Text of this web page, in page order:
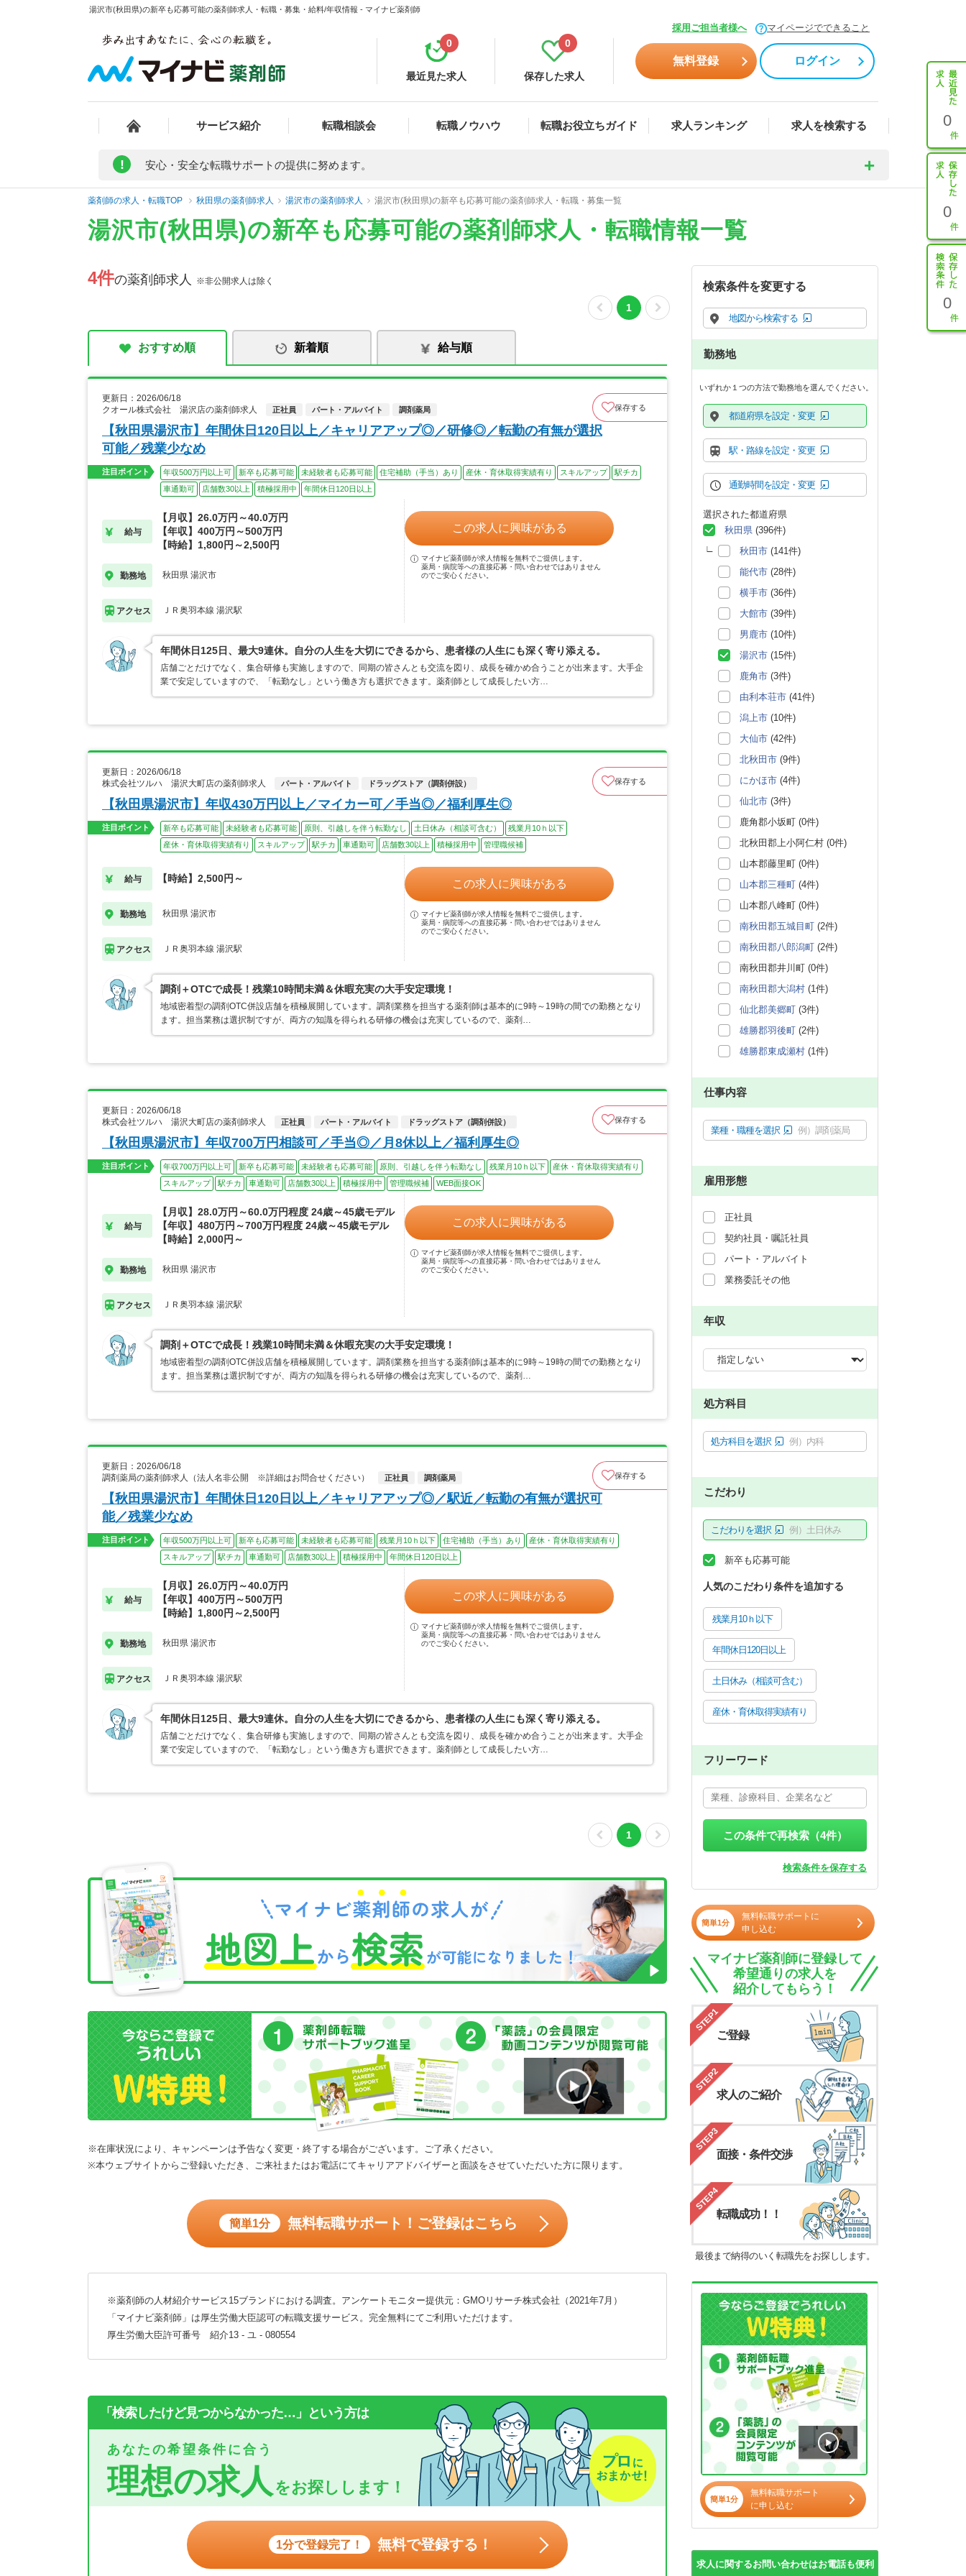
湯沢市(秋田県)の新卒も応募可能の薬剤師求人・転職・募集・給料/年収情報 - マイナビ薬剤師
採用ご担当者様へ マイページでできること
最近見た求人
0
保存した求人
0
無料登録 ログイン
サービス紹介 転職相談会 転職ノウハウ 転職お役立ちガイド 求人ランキング 求人を検索する 0
0
0
! 安心・安全な転職サポートの提供に努めます。
薬剤師の求人・転職TOP 秋田県の薬剤師求人 湯沢市の薬剤師求人 湯沢市(秋田県)の新卒も応募可能の薬剤師求人・転職・募集一覧
湯沢市(秋田県)の新卒も応募可能の薬剤師求人・転職情報一覧
4件の薬剤師求人 ※非公開求人は除く
1
おすすめ順 新着順 給与順
更新日：2026/06/18
クオール株式会社 湯沢店の薬剤師求人
正社員 パート・アルバイト 調剤薬局 保存する
【秋田県湯沢市】年間休日120日以上／キャリアアップ◎／研修◎／転勤の有無が選択
可能／残業少なめ
注目ポイント 年収500万円以上可 新卒も応募可能 未経験者も応募可能 住宅補助（手当）あり 産休・育休取得実績有り スキルアップ
駅チカ
車通勤可
店舗数30以上 積極採用中 年間休日120日以上
給与
【月収】26.0万円～40.0万円
【年収】400万円～500万円
【時給】1,800円～2,500円
勤務地 秋田県 湯沢市
アクセス ＪＲ奥羽本線 湯沢駅
この求人に興味がある
マイナビ薬剤師が求人情報を無料でご提供します。
薬局・病院等への直接応募・問い合わせではありません
のでご安心ください。
年間休日125日、最大9連休。自分の人生を大切にできるから、患者様の人生にも深く寄り添える。
店舗ごとだけでなく、集合研修も実施しますので、同期の皆さんとも交流を図り、成長を確かめ合うことが出来ます。大手企
業で安定していますので、「転勤なし」という働き方も選択できます。薬剤師として成長したい方…
更新日：2026/06/18
株式会社ツルハ 湯沢大町店の薬剤師求人
パート・アルバイト ドラッグストア（調剤併設） 保存する
【秋田県湯沢市】年収430万円以上／マイカー可／手当◎／福利厚生◎
注目ポイント 新卒も応募可能 未経験者も応募可能 原則、引越しを伴う転勤なし 土日休み（相談可含む）
残業月10ｈ以下
産休・育休取得実績有り
スキルアップ 駅チカ 車通勤可 店舗数30以上 積極採用中 管理職候補
給与 【時給】2,500円～
勤務地 秋田県 湯沢市
アクセス ＪＲ奥羽本線 湯沢駅
この求人に興味がある
マイナビ薬剤師が求人情報を無料でご提供します。
薬局・病院等への直接応募・問い合わせではありません
のでご安心ください。
調剤＋OTCで成長！残業10時間未満＆休暇充実の大手安定環境！
地域密着型の調剤OTC併設店舗を積極展開しています。調剤業務を担当する薬剤師は基本的に9時～19時の間での勤務となり
ます。担当業務は選択制ですが、両方の知識を得られる研修の機会は充実しているので、薬剤…
更新日：2026/06/18
株式会社ツルハ 湯沢大町店の薬剤師求人
正社員 パート・アルバイト ドラッグストア（調剤併設） 保存する
【秋田県湯沢市】年収700万円相談可／手当◎／月8休以上／福利厚生◎
注目ポイント 年収700万円以上可 新卒も応募可能 未経験者も応募可能 原則、引越しを伴う転勤なし 残業月10ｈ以下
産休・育休取得実績有り
スキルアップ
駅チカ 車通勤可 店舗数30以上 積極採用中 管理職候補 WEB面接OK
給与
【月収】28.0万円～60.0万円程度 24歳～45歳モデル
【年収】480万円～700万円程度 24歳～45歳モデル
【時給】2,000円～
勤務地 秋田県 湯沢市
アクセス ＪＲ奥羽本線 湯沢駅
この求人に興味がある
マイナビ薬剤師が求人情報を無料でご提供します。
薬局・病院等への直接応募・問い合わせではありません
のでご安心ください。
調剤＋OTCで成長！残業10時間未満＆休暇充実の大手安定環境！
地域密着型の調剤OTC併設店舗を積極展開しています。調剤業務を担当する薬剤師は基本的に9時～19時の間での勤務となり
ます。担当業務は選択制ですが、両方の知識を得られる研修の機会は充実しているので、薬剤…
更新日：2026/06/18
調剤薬局の薬剤師求人（法人名非公開 ※詳細はお問合せください）
正社員 調剤薬局 保存する
【秋田県湯沢市】年間休日120日以上／キャリアアップ◎／駅近／転勤の有無が選択可
能／残業少なめ
注目ポイント 年収500万円以上可 新卒も応募可能 未経験者も応募可能 残業月10ｈ以下 住宅補助（手当）あり
産休・育休取得実績有り
スキルアップ
駅チカ 車通勤可 店舗数30以上 積極採用中 年間休日120日以上
給与
【月収】26.0万円～40.0万円
【年収】400万円～500万円
【時給】1,800円～2,500円
勤務地 秋田県 湯沢市
アクセス ＪＲ奥羽本線 湯沢駅
この求人に興味がある
マイナビ薬剤師が求人情報を無料でご提供します。
薬局・病院等への直接応募・問い合わせではありません
のでご安心ください。
年間休日125日、最大9連休。自分の人生を大切にできるから、患者様の人生にも深く寄り添える。
店舗ごとだけでなく、集合研修も実施しますので、同期の皆さんとも交流を図り、成長を確かめ合うことが出来ます。大手企
業で安定していますので、「転勤なし」という働き方も選択できます。薬剤師として成長したい方…
1
※在庫状況により、キャンペーンは予告なく変更・終了する場合がございます。ご了承ください。
※本ウェブサイトからご登録いただき、ご来社またはお電話にてキャリアアドバイザーと面談をさせていただいた方に限ります。
簡単1分 無料転職サポート！ご登録はこちら
※薬剤師の人材紹介サービス15ブランドにおける調査。アンケートモニター提供元：GMOリサーチ株式会社（2021年7月）
「マイナビ薬剤師」は厚生労働大臣認可の転職支援サービス。完全無料にてご利用いただけます。
厚生労働大臣許可番号 紹介13 - ユ - 080554
「検索したけど見つからなかった…」という方は
あなたの希望条件に合う
理想の求人をお探しします！
1分で登録完了！ 無料で登録する！
検索条件を変更する
地図から検索する
勤務地
いずれか１つの方法で勤務地を選んでください。
都道府県を設定・変更
駅・路線を設定・変更
通勤時間を設定・変更
選択された都道府県
秋田県 (396件)
秋田市 (141件)
能代市 (28件)
横手市 (36件)
大館市 (39件)
男鹿市 (10件)
湯沢市 (15件)
鹿角市 (3件)
由利本荘市 (41件)
潟上市 (10件)
大仙市 (42件)
北秋田市 (9件)
にかほ市 (4件)
仙北市 (3件)
鹿角郡小坂町 (0件)
北秋田郡上小阿仁村 (0件)
山本郡藤里町 (0件)
山本郡三種町 (4件)
山本郡八峰町 (0件)
南秋田郡五城目町 (2件)
南秋田郡八郎潟町 (2件)
南秋田郡井川町 (0件)
南秋田郡大潟村 (1件)
仙北郡美郷町 (3件)
雄勝郡羽後町 (2件)
雄勝郡東成瀬村 (1件)
仕事内容
業種・職種を選択 例）調剤薬局
雇用形態
正社員
契約社員・嘱託社員
パート・アルバイト
業務委託その他
年収
処方科目
処方科目を選択 例）内科
こだわり
こだわりを選択 例）土日休み
新卒も応募可能
人気のこだわり条件を追加する
残業月10ｈ以下
年間休日120日以上
土日休み（相談可含む）
産休・育休取得実績有り
フリーワード
この条件で再検索（4件）
検索条件を保存する
簡単1分
無料転職サポートに
申し込む
マイナビ薬剤師に登録して
希望通りの求人を
紹介してもらう！
STEP1
ご登録
STEP2
求人のご紹介
STEP3
面接・条件交渉
STEP4
転職成功！！
最後まで納得のいく転職先をお探しします。
簡単1分
無料転職サポート
に申し込む
求人に関するお問い合わせはお電話も便利